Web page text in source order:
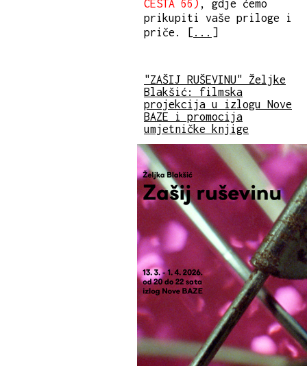
CESTA 66) , gdje ćemo
prikupiti vaše priloge i
priče. [ ... ]
"ZAŠIJ RUŠEVINU" Željke
Blakšić: filmska
projekcija u izlogu Nove
BAZE i promocija
umjetničke knjige